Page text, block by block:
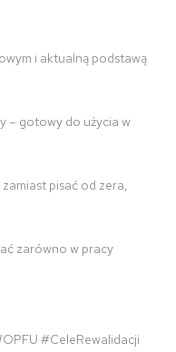
i aktualną podstawą
– gotowy do użycia w
pisać od zera,
zarówno w pracy
#CeleRewalidacji